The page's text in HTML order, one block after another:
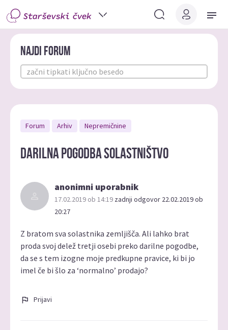
Najdi forum
Forum Arhiv Nepremičnine
Darilna pogodba solastništvo
anonimni uporabnik
17.02.2019 ob 14:19 zadnji odgovor 22.02.2019 ob
20:27
Z bratom sva solastnika zemljišča. Ali lahko brat
proda svoj delež tretji osebi preko darilne pogodbe,
da se s tem izogne moje predkupne pravice, ki bi jo
imel če bi šlo za ‘normalno’ prodajo?
Prijavi